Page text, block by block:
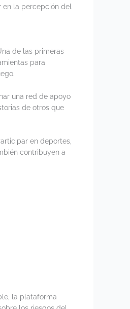
la percepción del
de las primeras
para
una red de apoyo
de otros que
en deportes,
contribuyen a
la plataforma